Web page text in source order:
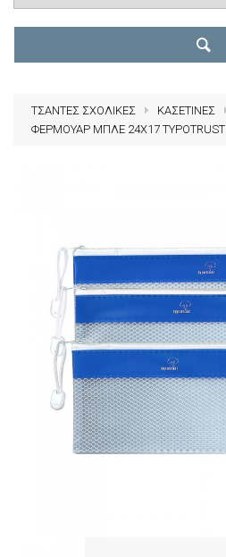
ΤΣΑΝΤΕΣ ΣΧΟΛΙΚΕΣ ΚΑΣΕΤΙΝΕΣ
ΦΕΡΜΟΥΑΡ ΜΠΛΕ 24Χ17 TYPOTRUST